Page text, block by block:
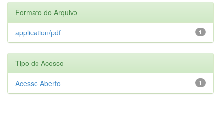
Formato do Arquivo
1
application/pdf
Tipo de Acesso
1
Acesso Aberto